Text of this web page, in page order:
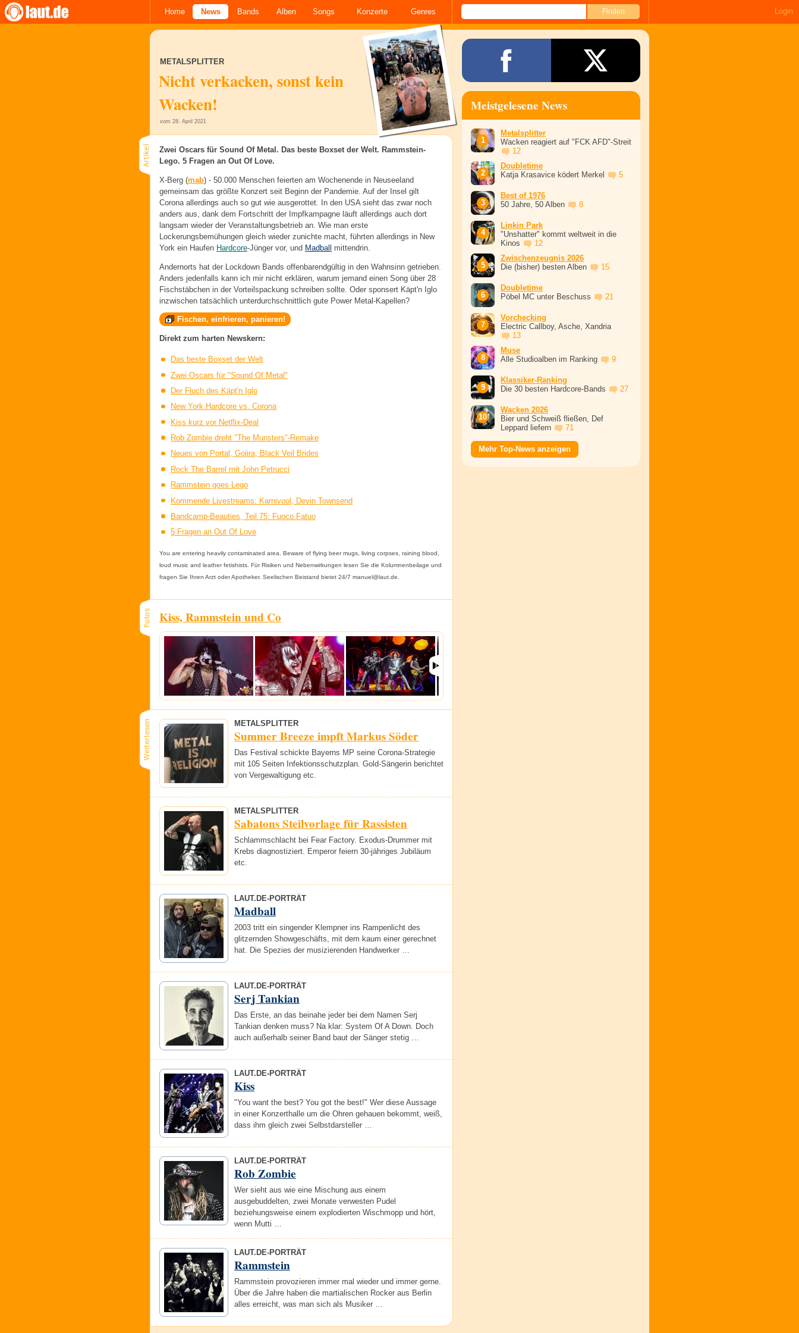
Home News Bands Alben Songs Konzerte Genres Login
METALSPLITTER
Nicht verkacken, sonst kein
Wacken!
vom 28. April 2021
Zwei Oscars für Sound Of Metal. Das beste Boxset der Welt. Rammstein-
Lego. 5 Fragen an Out Of Love.
X-Berg (mab) - 50.000 Menschen feierten am Wochenende in Neuseeland
gemeinsam das größte Konzert seit Beginn der Pandemie. Auf der Insel gilt
Corona allerdings auch so gut wie ausgerottet. In den USA sieht das zwar noch
anders aus, dank dem Fortschritt der Impfkampagne läuft allerdings auch dort
langsam wieder der Veranstaltungsbetrieb an. Wie man erste
Lockerungsbemühungen gleich wieder zunichte macht, führten allerdings in New
York ein Haufen Hardcore-Jünger vor, und Madball mittendrin.
Andernorts hat der Lockdown Bands offenbarendgültig in den Wahnsinn getrieben.
Anders jedenfalls kann ich mir nicht erklären, warum jemand einen Song über 28
Fischstäbchen in der Vorteilspackung schreiben sollte. Oder sponsert Käpt'n Iglo
inzwischen tatsächlich unterdurchschnittlich gute Power Metal-Kapellen?
Fischen, einfrieren, panieren!
Direkt zum harten Newskern:
Das beste Boxset der Welt
Zwei Oscars für "Sound Of Metal"
Der Fluch des Käpt'n Iglo
New York Hardcore vs. Corona
Kiss kurz vor Netflix-Deal
Rob Zombie dreht "The Munsters"-Remake
Neues von Portal, Gojira, Black Veil Brides
Rock The Barrel mit John Petrucci
Rammstein goes Lego
Kommende Livestreams: Karnivool, Devin Townsend
Bandcamp-Beauties, Teil 75: Fuoco Fatuo
5 Fragen an Out Of Love
You are entering heavily contaminated area. Beware of flying beer mugs, living corpses, raining blood,
loud music and leather fetishists. Für Risiken und Nebenwirkungen lesen Sie die Kolumnenbeilage und
fragen Sie Ihren Arzt oder Apotheker. Seelischen Beistand bietet 24/7 manuel@laut.de.
Kiss, Rammstein und Co
METALSPLITTER
Summer Breeze impft Markus Söder
Das Festival schickte Bayerns MP seine Corona-Strategie
mit 105 Seiten Infektionsschutzplan. Gold-Sängerin berichtet
von Vergewaltigung etc.
METALSPLITTER
Sabatons Steilvorlage für Rassisten
Schlammschlacht bei Fear Factory. Exodus-Drummer mit
Krebs diagnostiziert. Emperor feiern 30-jähriges Jubiläum
etc.
LAUT.DE-PORTRÄT
Madball
2003 tritt ein singender Klempner ins Rampenlicht des
glitzernden Showgeschäfts, mit dem kaum einer gerechnet
hat. Die Spezies der musizierenden Handwerker …
LAUT.DE-PORTRÄT
Serj Tankian
Das Erste, an das beinahe jeder bei dem Namen Serj
Tankian denken muss? Na klar: System Of A Down. Doch
auch außerhalb seiner Band baut der Sänger stetig …
LAUT.DE-PORTRÄT
Kiss
"You want the best? You got the best!" Wer diese Aussage
in einer Konzerthalle um die Ohren gehauen bekommt, weiß,
dass ihm gleich zwei Selbstdarsteller …
LAUT.DE-PORTRÄT
Rob Zombie
Wer sieht aus wie eine Mischung aus einem
ausgebuddelten, zwei Monate verwesten Pudel
beziehungsweise einem explodierten Wischmopp und hört,
wenn Mutti …
LAUT.DE-PORTRÄT
Rammstein
Rammstein provozieren immer mal wieder und immer gerne.
Über die Jahre haben die martialischen Rocker aus Berlin
alles erreicht, was man sich als Musiker …
Meistgelesene News
Metalsplitter
Wacken reagiert auf "FCK AFD"-Streit
12
Doubletime
Katja Krasavice ködert Merkel
5
Best of 1976
50 Jahre, 50 Alben
8
Linkin Park
"Unshatter" kommt weltweit in die
Kinos
12
Zwischenzeugnis 2026
Die (bisher) besten Alben
15
Doubletime
Pöbel MC unter Beschuss
21
Vorchecking
Electric Callboy, Asche, Xandria
13
Muse
Alle Studioalben im Ranking
9
Klassiker-Ranking
Die 30 besten Hardcore-Bands
27
Wacken 2026
Bier und Schweiß fließen, Def
Leppard liefern
71
Mehr Top-News anzeigen